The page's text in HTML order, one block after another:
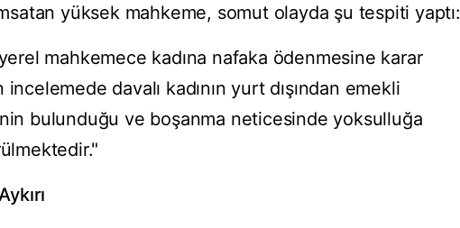
yüksek mahkeme, somut olayda şu tespiti yaptı:
mahkemece kadına nafaka ödenmesine karar
davalı kadının yurt dışından emekli
bulunduğu ve boşanma neticesinde yoksulluğa